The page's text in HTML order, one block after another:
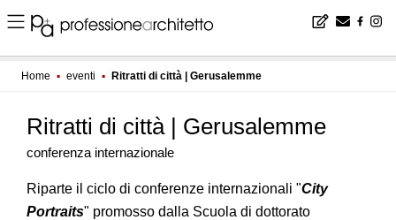
Home ▪ eventi ▪ Ritratti di città | Gerusalemme
Ritratti di città | Gerusalemme
conferenza internazionale
Riparte il ciclo di conferenze internazionali "City
Portraits" promosso dalla Scuola di dottorato